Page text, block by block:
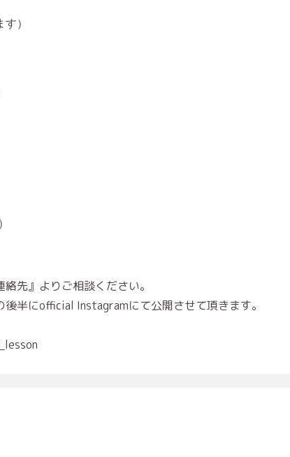
）
先』よりご相談ください。
半にofficial Instagramにて公開させて頂きます。